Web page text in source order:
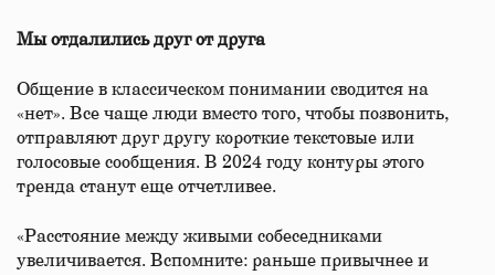
Мы отдалились друг от друга
Общение в классическом понимании сводится на
«нет». Все чаще люди вместо того, чтобы позвонить,
отправляют друг другу короткие текстовые или
голосовые сообщения. В 2024 году контуры этого
тренда станут еще отчетливее.
«Расстояние между живыми собеседниками
увеличивается. Вспомните: раньше привычнее и